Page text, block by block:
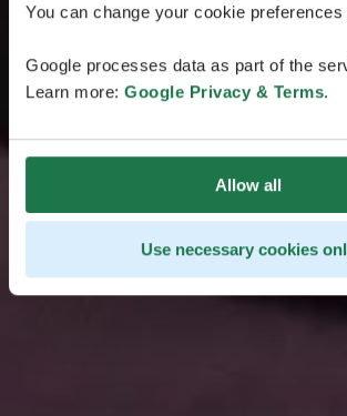
You can change your cookie preferences
Google processes data as part of the
Learn more: Google Privacy & Terms.
Allow all
Use necessary cookies